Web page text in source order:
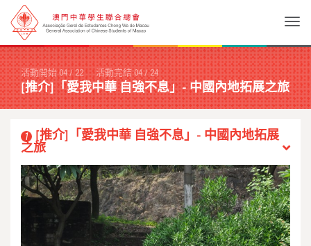
活動開始 04/22 活動完結 04/24
[推介]「愛我中華 自強不息」- 中國內地拓展之旅
1
[推介]「愛我中華 自強不息」- 中國內地拓展
之旅